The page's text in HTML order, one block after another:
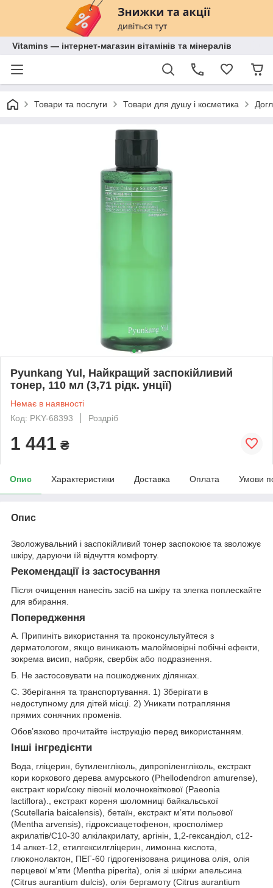
Vitamins — інтернет-магазин вітамінів та мінералів
Товари та послуги Товари для душу і косметика
Pyunkang Yul, Найкращий заспокійливий
тонер, 110 мл (3,71 рідк. унції)
Немає в наявності
Код: PKY-68393
Роздріб
1 441 ₴
Опис Характеристики Доставка Оплата Умови
Опис
Зволожувальний і заспокійливий тонер заспокоює та зволожує
шкіру, даруючи їй відчуття комфорту.
Рекомендації із застосування
Після очищення нанесіть засіб на шкіру та злегка поплескайте
для вбирання.
Попередження
А. Припиніть використання та проконсультуйтеся з
дерматологом, якщо виникають малоймовірні побічні ефекти,
зокрема висип, набряк, свербіж або подразнення.
Б. Не застосовувати на пошкоджених ділянках.
C. Зберігання та транспортування. 1) Зберігати в
недоступному для дітей місці. 2) Уникати потрапляння
прямих сонячних променів.
Обов’язково прочитайте інструкцію перед використанням.
Інші інгредієнти
Вода, гліцерин, бутиленгліколь, дипропіленгліколь, екстракт
кори коркового дерева амурського (Phellodendron amurense),
екстракт кори/соку півонії молочноквіткової (Paeonia
lactiflora)., екстракт кореня шоломниці байкальської
(Scutellaria baicalensis), бетаїн, екстракт м’яти польової
(Mentha arvensis), гідроксиацетофенон, кросполімер
акрилатів/C10-30 алкілакрилату, аргінін, 1,2-гександіол, c12-
14 алкет-12, етилгексилгліцерин, лимонна кислота,
глюконолактон, ПЕГ-60 гідрогенізована рицинова олія, олія
перцевої м’яти (Mentha piperita), олія зі шкірки апельсина
(Citrus aurantium dulcis), олія бергамоту (Citrus aurantium